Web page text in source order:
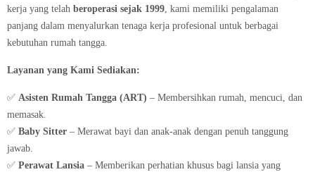
kerja yang telah beroperasi sejak 1999, kami memiliki pengalaman
panjang dalam menyalurkan tenaga kerja profesional untuk berbagai
kebutuhan rumah tangga.
Layanan yang Kami Sediakan:
✅ Asisten Rumah Tangga (ART) – Membersihkan rumah, mencuci, dan
memasak.
✅ Baby Sitter – Merawat bayi dan anak-anak dengan penuh tanggung
jawab.
✅ Perawat Lansia – Memberikan perhatian khusus bagi lansia yang